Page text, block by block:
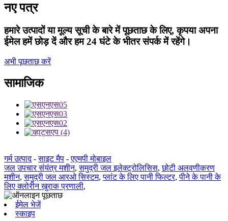
नए पत्र
हमारे उत्पादों या मूल्य सूची के बारे में पूछताछ के लिए, कृपया अपना
ईमेल हमें छोड़ दें और हम 24 घंटे के भीतर संपर्क में रहेंगे।
अभी पूछताछ करें
सामाजिक
गर्म उत्पाद-साइट मैप -एएमपी मोबाइल
जल उपचार संयंत्र मशीन,समुद्री जल इलेक्ट्रोलिसिस,छोटी अलवणीकरण
मशीन,समुद्री जल आरओ सिस्टम,प्लांट के लिए पानी फिल्टर,पीने के पानी के
लिए क्लोरीन खुराक प्रणाली,
ईमेल भेजें
स्काइप